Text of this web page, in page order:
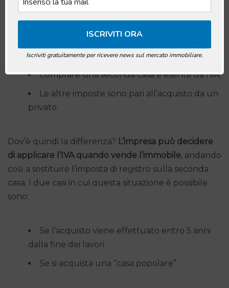
della seconda casa da un’impresa, entra in gioco un
Comprare una seconda casa è esente da IVA;
Le altre imposte sono pari all’acquisto da un
privato.
Dov’è quindi la differenza? L’impresa può decidere
di applicare l’IVA quando vende l’immobile, andando
così a sostituire l’imposta di registro sulla seconda
casa. I due casi in cui questa situazione è possibile
sono:
Se l’acquisto viene effettuato entro 5 anni
dalla fine dei lavori
Se si acquista una “casa popolare”
Iscriviti gratuitamente per ricevere news sul mercato immobiliare.